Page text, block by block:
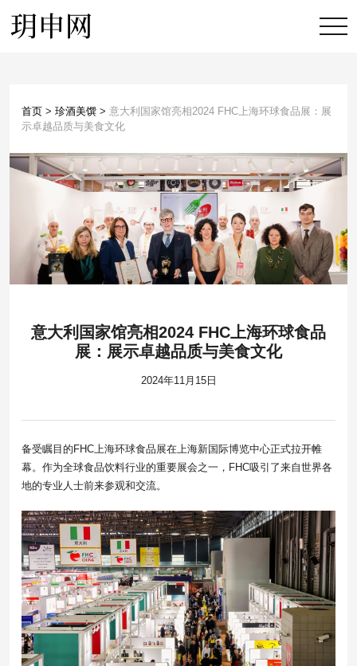
首页 > 珍酒美馔 > 意大利国家馆亮相2024 FHC上海环球食品展：展
示卓越品质与美食文化
意大利国家馆亮相2024 FHC上海环球食品
展：展示卓越品质与美食文化
2024年11月15日
备受瞩目的FHC上海环球食品展在上海新国际博览中心正式拉开帷
幕。作为全球食品饮料行业的重要展会之一，FHC吸引了来自世界各
地的专业人士前来参观和交流。